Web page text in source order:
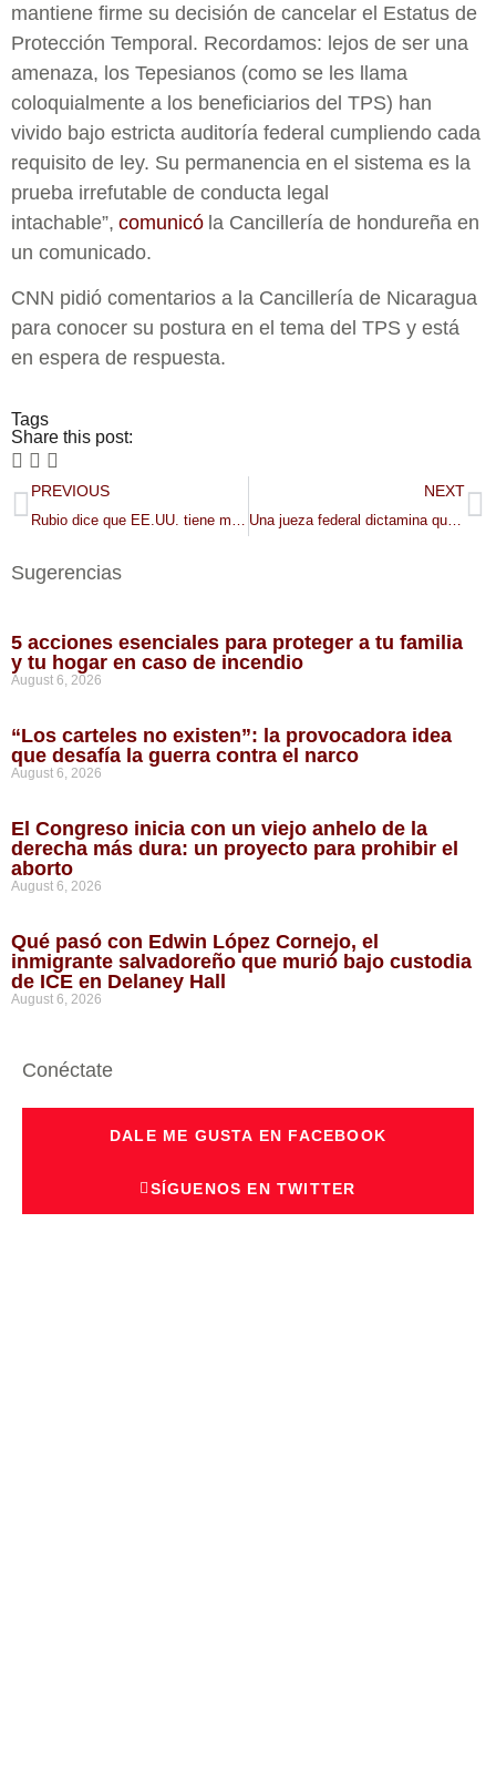
mantiene firme su decisión de cancelar el Estatus de
Protección Temporal. Recordamos: lejos de ser una
amenaza, los Tepesianos (como se les llama
coloquialmente a los beneficiarios del TPS) han
vivido bajo estricta auditoría federal cumpliendo cada
requisito de ley. Su permanencia en el sistema es la
prueba irrefutable de conducta legal
intachable”, comunicó la Cancillería de hondureña en
un comunicado.
CNN pidió comentarios a la Cancillería de Nicaragua
para conocer su postura en el tema del TPS y está
en espera de respuesta.
Tags
Share this post:
PREVIOUS
Rubio dice que EE.UU. tiene mecanismo para financiar partes del Gobierno de Venezuela
NEXT
Una jueza federal dictamina que ICE no podrá detener nuevamente a Kilmar Ábrego García
Sugerencias
5 acciones esenciales para proteger a tu familia
y tu hogar en caso de incendio
August 6, 2026
“Los carteles no existen”: la provocadora idea
que desafía la guerra contra el narco
August 6, 2026
El Congreso inicia con un viejo anhelo de la
derecha más dura: un proyecto para prohibir el
aborto
August 6, 2026
Qué pasó con Edwin López Cornejo, el
inmigrante salvadoreño que murió bajo custodia
de ICE en Delaney Hall
August 6, 2026
Conéctate
DALE ME GUSTA EN FACEBOOK
SÍGUENOS EN TWITTER